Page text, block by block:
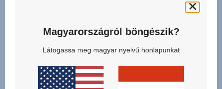
Magyarországról böngészik?
Látogassa meg magyar nyelvű honlapunkat